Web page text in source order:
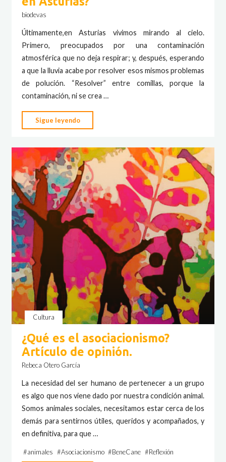
biodevas
Últimamente,en Asturias vivimos mirando al cielo.
Primero, preocupados por una contaminación
atmosférica que no deja respirar; y, después, esperando
a que la lluvia acabe por resolver esos mismos problemas
de polución. “Resolver” entre comillas, porque la
contaminación, ni se crea …
Sigue leyendo
pasa
la
contaminación
en
Asturias?"
Cultura
¿Qué es el asociacionismo?
Artículo de opinión.
Rebeca Otero García
La necesidad del ser humano de pertenecer a un grupo
es algo que nos viene dado por nuestra condición animal.
Somos animales sociales, necesitamos estar cerca de los
demás para sentirnos útiles, queridos y acompañados, y
en definitiva, para que …
#animales #Asociacionismo #BeneCane #Reflexión